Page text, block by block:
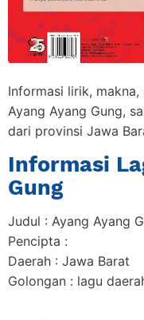
Informasi lirik,
Ayang Ayang Gung,
dari provinsi Jawa
Informasi
Gung
Judul : Ayang Ayang
Pencipta :
Daerah : Jawa Barat
Golongan : lagu